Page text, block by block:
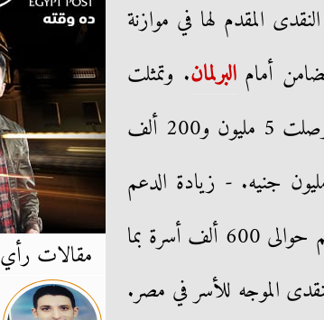
المقدم لها في موازنة
البرلمان. وتمثلت
فى: - زيادة عدد الأسر المستفيدة من الدعم النقدى حتى وصلت 5 مليون و200 ألف
- موازنة الدعم النقدى وصلت إلى31 مليار و80 مليون جنيه. - زيادة الدعم
النقدى المقدم من التحالف الوطنى للعمل الأهلي والذي يدعم حوالى 600 ألف أسرة بما
الدعم النقدى الموجه للأسر في مصر.
مقالات رأي